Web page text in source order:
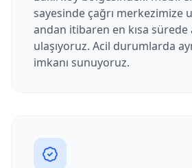
sayesinde çağrı merkezimize
andan itibaren en kısa
ulaşıyoruz. Acil durumlarda
imkanı sunuyoruz.